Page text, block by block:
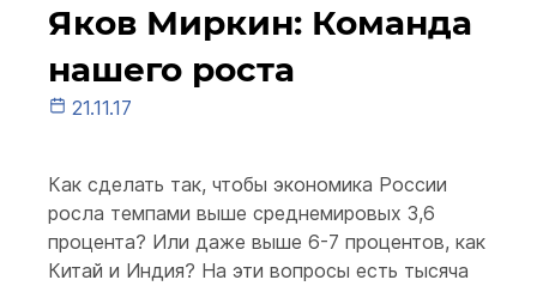
Яков Миркин: Команда
нашего роста
21.11.17
Как сделать так, чтобы экономика России
росла темпами выше среднемировых 3,6
процента? Или даже выше 6-7 процентов, как
Китай и Индия? На эти вопросы есть тысяча